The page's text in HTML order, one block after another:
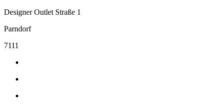
Designer Outlet Straße 1
Parndorf
7111